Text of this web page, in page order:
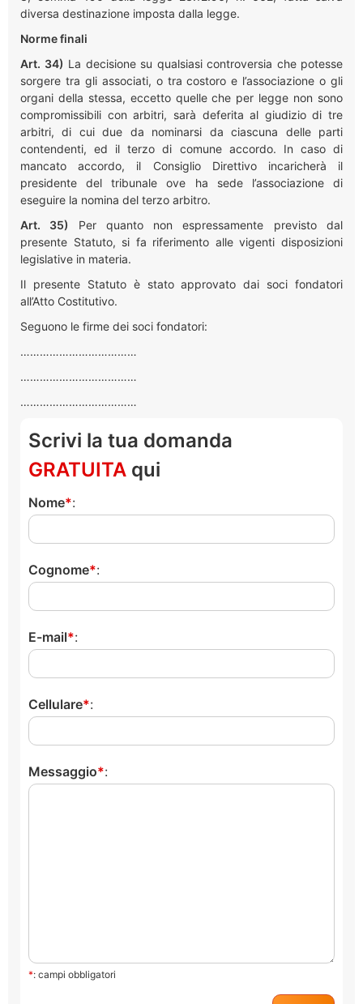
diversa destinazione imposta dalla legge.
Norme finali
Art. 34) La decisione su qualsiasi controversia che potesse
sorgere tra gli associati, o tra costoro e l’associazione o gli
organi della stessa, eccetto quelle che per legge non sono
compromissibili con arbitri, sarà deferita al giudizio di tre
arbitri, di cui due da nominarsi da ciascuna delle parti
contendenti, ed il terzo di comune accordo. In caso di
mancato accordo, il Consiglio Direttivo incaricherà il
presidente del tribunale ove ha sede l’associazione di
eseguire la nomina del terzo arbitro.
Art. 35) Per quanto non espressamente previsto dal
presente Statuto, si fa riferimento alle vigenti disposizioni
legislative in materia.
Il presente Statuto è stato approvato dai soci fondatori
all’Atto Costitutivo.
Seguono le firme dei soci fondatori:
………………………………
………………………………
………………………………
Scrivi la tua domanda
GRATUITA qui
Nome :
Cognome :
E-mail :
Cellulare :
Messaggio :
*: campi obbligatori